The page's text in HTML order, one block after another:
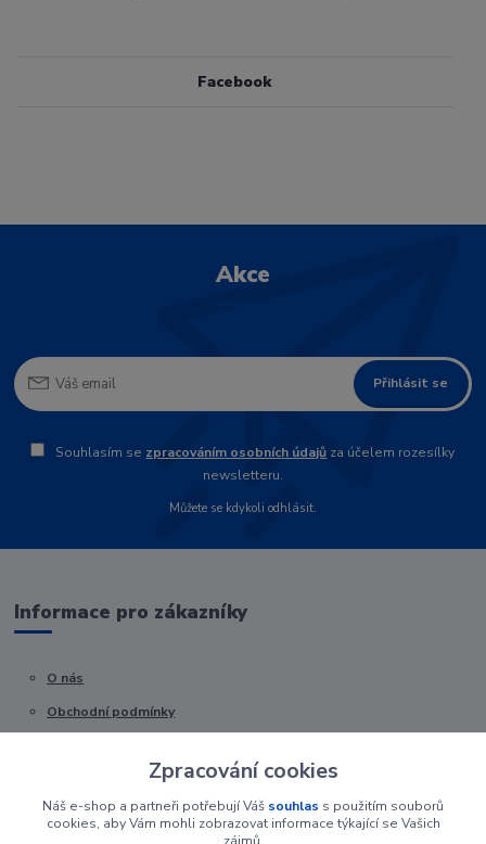
Facebook
Akce
Přihlásit se
Souhlasím se zpracováním osobních údajů za účelem rozesílky
newsletteru.
Můžete se kdykoli odhlásit.
Informace pro zákazníky
O nás
Obchodní podmínky
Zpracování cookies
Náš e-shop a partneři potřebují Váš souhlas s použitím souborů
cookies, aby Vám mohli zobrazovat informace týkající se Vašich
zájmů.